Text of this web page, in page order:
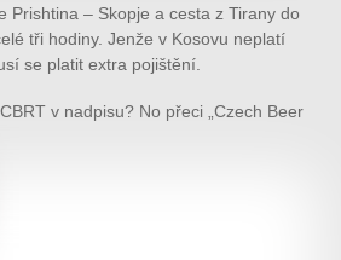
Prishtina – Skopje a cesta z Tirany do
tři hodiny. Jenže v Kosovu neplatí
se platit extra pojištění.
v nadpisu? No přeci „Czech Beer